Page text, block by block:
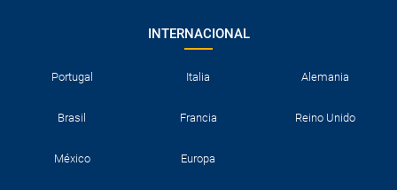
INTERNACIONAL
Portugal Italia Alemania
Brasil Francia Reino Unido
México Europa